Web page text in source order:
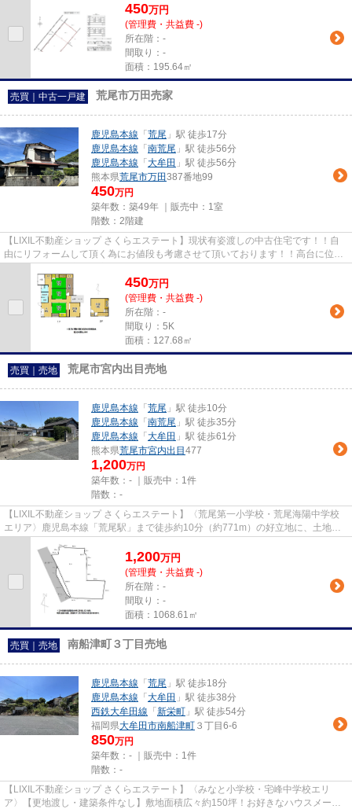
450万円
(管理費・共益費 -)
所在階：-
間取り：-
面積：195.64㎡
売買｜中古一戸建 荒尾市万田売家
鹿児島本線 「 荒尾 」駅 徒歩17分
鹿児島本線 「 南荒尾 」駅 徒歩56分
鹿児島本線 「 大牟田 」駅 徒歩56分
熊本県荒尾市万田387番地99
450万円
築年数：築49年 ｜販売中： 1室
階数：2階建
【LIXIL不動産ショップ さくらエステート】現状有姿渡しの中古住宅です！！自
由にリフォームして頂く為にお値段も考慮させて頂いております！！高台に位置
450万円
(管理費・共益費 -)
所在階：-
間取り：5K
面積：127.68㎡
売買｜売地 荒尾市宮内出目売地
鹿児島本線 「 荒尾 」駅 徒歩10分
鹿児島本線 「 南荒尾 」駅 徒歩35分
鹿児島本線 「 大牟田 」駅 徒歩61分
熊本県荒尾市宮内出目 477
1,200万円
築年数：- ｜販売中： 1件
階数：-
【LIXIL不動産ショップ さくらエステート】〈荒尾第一小学校・荒尾海陽中学校
エリア〉鹿児島本線「荒尾駅」まで徒歩約10分（約771m）の好立地に、土地面
1,200万円
(管理費・共益費 -)
所在階：-
間取り：-
面積：1068.61㎡
売買｜売地 南船津町３丁目売地
鹿児島本線 「 荒尾 」駅 徒歩18分
鹿児島本線 「 大牟田 」駅 徒歩38分
西鉄大牟田線 「 新栄町 」駅 徒歩54分
福岡県大牟田市南船津町 ３丁目6-6
850万円
築年数：- ｜販売中： 1件
階数：-
【LIXIL不動産ショップ さくらエステート】〈みなと小学校・宅峰中学校エリ
ア〉【更地渡し・建築条件なし】敷地面積広々約150坪！お好きなハウスメーカ